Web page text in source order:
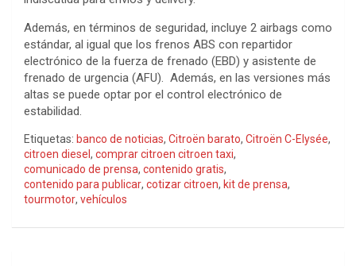
Además, en términos de seguridad, incluye 2 airbags como
estándar, al igual que los frenos ABS con repartidor
electrónico de la fuerza de frenado (EBD) y asistente de
frenado de urgencia (AFU). Además, en las versiones más
altas se puede optar por el control electrónico de
estabilidad.
Etiquetas: banco de noticias, Citroën barato, Citroën C-Elysée,
citroen diesel , comprar citroen citroen taxi,
comunicado de prensa, contenido gratis,
contenido para publicar, cotizar citroen, kit de prensa,
tourmotor, vehículos